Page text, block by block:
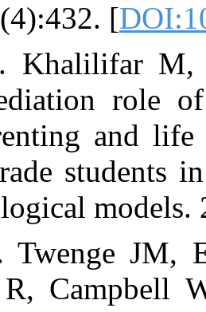
1967;5(4):432.
10. 10.
for parenting
third grade
psychological
11. 11.
Sastry R,